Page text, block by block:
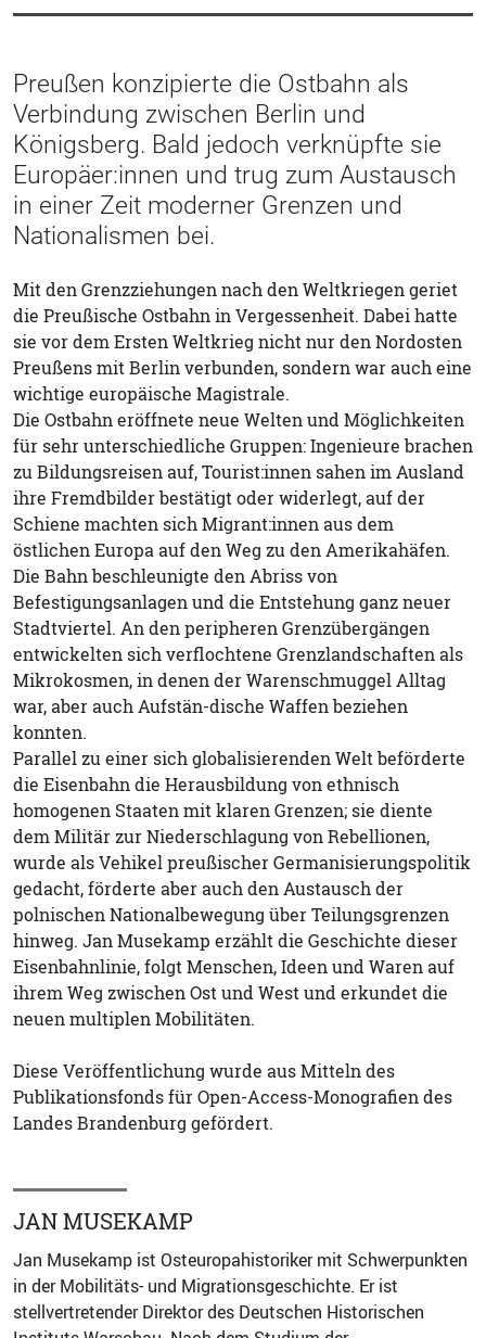
Preußen konzipierte die Ostbahn als
Verbindung zwischen Berlin und
Königsberg. Bald jedoch verknüpfte sie
Europäer:innen und trug zum Austausch
in einer Zeit moderner Grenzen und
Nationalismen bei.
Mit den Grenzziehungen nach den Weltkriegen geriet
die Preußische Ostbahn in Vergessenheit. Dabei hatte
sie vor dem Ersten Weltkrieg nicht nur den Nordosten
Preußens mit Berlin verbunden, sondern war auch eine
wichtige europäische Magistrale.
Die Ostbahn eröffnete neue Welten und Möglichkeiten
für sehr unterschiedliche Gruppen: Ingenieure brachen
zu Bildungsreisen auf, Tourist:innen sahen im Ausland
ihre Fremdbilder bestätigt oder widerlegt, auf der
Schiene machten sich Migrant:innen aus dem
östlichen Europa auf den Weg zu den Amerikahäfen.
Die Bahn beschleunigte den Abriss von
Befestigungsanlagen und die Entstehung ganz neuer
Stadtviertel. An den peripheren Grenzübergängen
entwickelten sich verflochtene Grenzlandschaften als
Mikrokosmen, in denen der Warenschmuggel Alltag
war, aber auch Aufstän-dische Waffen beziehen
konnten.
Parallel zu einer sich globalisierenden Welt beförderte
die Eisenbahn die Herausbildung von ethnisch
homogenen Staaten mit klaren Grenzen; sie diente
dem Militär zur Niederschlagung von Rebellionen,
wurde als Vehikel preußischer Germanisierungspolitik
gedacht, förderte aber auch den Austausch der
polnischen Nationalbewegung über Teilungsgrenzen
hinweg. Jan Musekamp erzählt die Geschichte dieser
Eisenbahnlinie, folgt Menschen, Ideen und Waren auf
ihrem Weg zwischen Ost und West und erkundet die
neuen multiplen Mobilitäten.
Diese Veröffentlichung wurde aus Mitteln des
Publikationsfonds für Open-Access-Monografien des
Landes Brandenburg gefördert.
JAN MUSEKAMP
Jan Musekamp ist Osteuropahistoriker mit Schwerpunkten
in der Mobilitäts- und Migrationsgeschichte. Er ist
stellvertretender Direktor des Deutschen Historischen